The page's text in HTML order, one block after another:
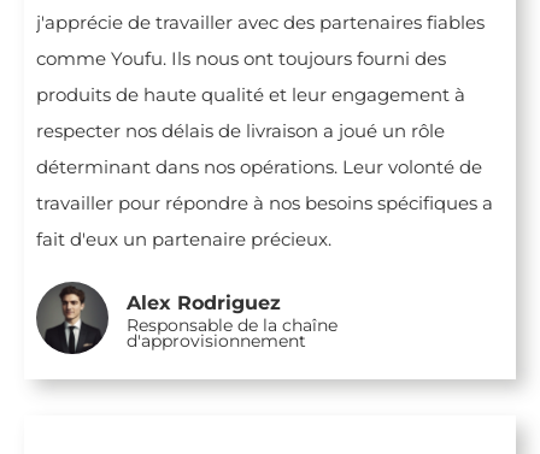
j'apprécie de travailler avec des partenaires fiables
comme Youfu. Ils nous ont toujours fourni des
produits de haute qualité et leur engagement à
respecter nos délais de livraison a joué un rôle
déterminant dans nos opérations. Leur volonté de
travailler pour répondre à nos besoins spécifiques a
fait d'eux un partenaire précieux.
Alex Rodriguez
Responsable de la chaîne
d'approvisionnement